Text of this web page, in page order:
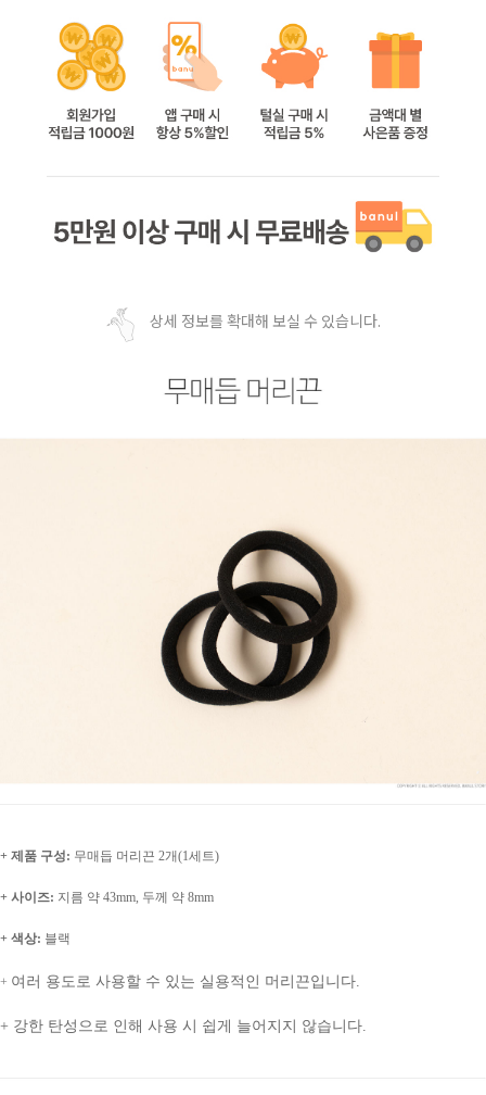
상세 정보를 확대해 보실 수 있습니다.
+ 제품 구성: 무매듭 머리끈 2개(1세트)
+ 사이즈: 지름 약 43mm, 두께 약 8mm
+ 색상: 블랙
+ 여러 용도로 사용할 수 있는 실용적인 머리끈입니다.
+ 강한 탄성으로 인해 사용 시 쉽게 늘어지지 않습니다.